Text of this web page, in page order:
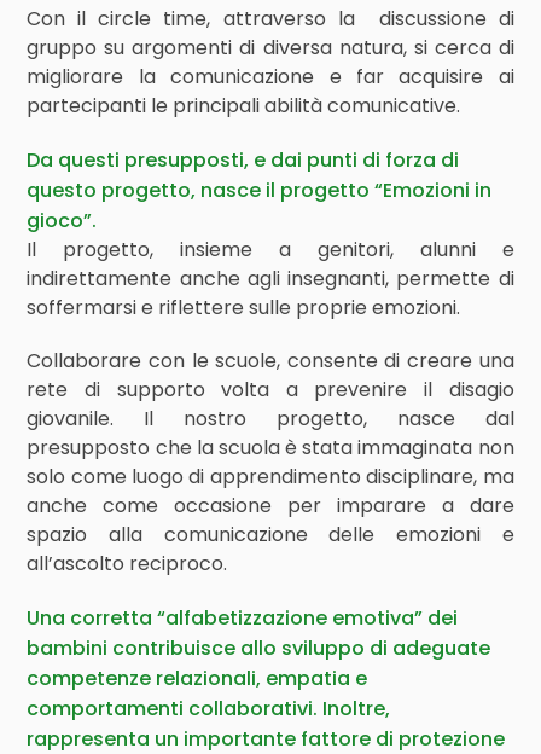
Con il circle time, attraverso la discussione di
gruppo su argomenti di diversa natura, si cerca di
migliorare la comunicazione e far acquisire ai
partecipanti le principali abilità comunicative.
Da questi presupposti, e dai punti di forza di
questo progetto, nasce il progetto “Emozioni in
gioco”.
Il progetto, insieme a genitori, alunni e
indirettamente anche agli insegnanti, permette di
soffermarsi e riflettere sulle proprie emozioni.
Collaborare con le scuole, consente di creare una
rete di supporto volta a prevenire il disagio
giovanile. Il nostro progetto, nasce dal
presupposto che la scuola è stata immaginata non
solo come luogo di apprendimento disciplinare, ma
anche come occasione per imparare a dare
spazio alla comunicazione delle emozioni e
all’ascolto reciproco.
Una corretta “alfabetizzazione emotiva” dei
bambini contribuisce allo sviluppo di adeguate
competenze relazionali, empatia e
comportamenti collaborativi. Inoltre,
rappresenta un importante fattore di protezione